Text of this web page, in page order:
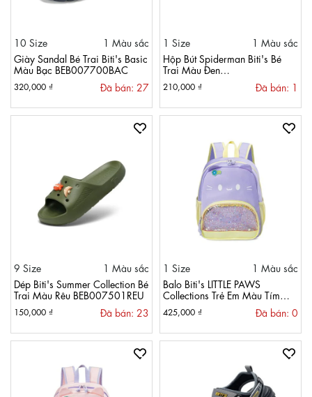
10 Size
1 Màu sắc
Giày Sandal Bé Trai Biti's Basic
Màu Bạc BEB007700BAC
320,000 ₫ Đã bán: 27
1 Size
1 Màu sắc
Hộp Bút Spiderman Biti's Bé
Trai Màu Đen
210,000 ₫ Đã bán: 1
9 Size
1 Màu sắc
Dép Biti's Summer Collection Bé
Trai Màu Rêu BEB007501REU
150,000 ₫ Đã bán: 23
1 Size
1 Màu sắc
Balo Biti's LITTLE PAWS
Collections Trẻ Em Màu Tím
425,000 ₫ Đã bán: 0